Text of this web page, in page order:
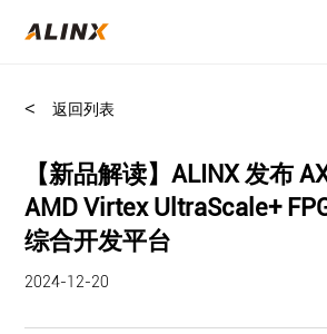
< 返回列表
【新品解读】ALINX 发布
AMD Virtex UltraScale+
综合开发平台
2024-12-20